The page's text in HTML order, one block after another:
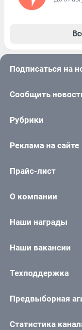
Подписаться на
Сообщить
Рубрики
Реклама на сайте
Прайс-лист
О компании
Наши награды
Наши вакансии
Техподдержка
Предвыборная
Статистика